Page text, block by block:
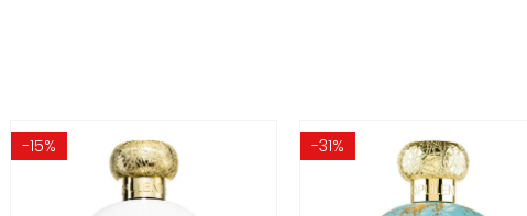
-15% -31%